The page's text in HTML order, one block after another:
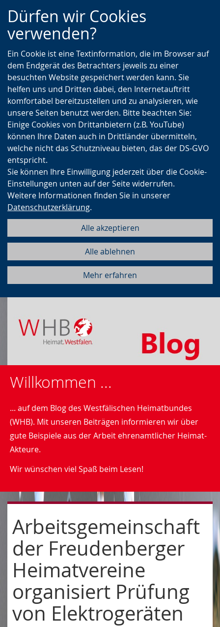
Zur
Hauptnavigation
Zur
Seitennavigation
Zum
Inhalt
Dürfen wir Cookies
verwenden?
Ein Cookie ist eine Textinformation, die im Browser auf
dem Endgerät des Betrachters jeweils zu einer
besuchten Website gespeichert werden kann. Sie
helfen uns und Dritten dabei, den Internetauftritt
komfortabel bereitzustellen und zu analysieren, wie
unsere Seiten benutzt werden. Bitte beachten Sie:
Einige Cookies von Drittanbietern (z.B. YouTube)
können Ihre Daten auch in Drittländer übermitteln,
welche nicht das Schutzniveau bieten, das der DS-GVO
entspricht.
Sie können Ihre Einwilligung jederzeit über die Cookie-
Einstellungen unten auf der Seite widerrufen.
Weitere Informationen finden Sie in unserer
Datenschutzerklärung.
Alle akzeptieren
Alle ablehnen
Mehr erfahren
Willkommen ...
... auf dem Blog des Westfälischen Heimatbundes
(WHB). Mit unseren Beiträgen informieren wir über
gute Beispiele aus der Arbeit ehrenamtlicher Heimat-
Akteure.
Wir wünschen viel Spaß beim Lesen!
Arbeitsgemeinschaft
der Freudenberger
Heimatvereine
organisiert Prüfung
von Elektrogeräten